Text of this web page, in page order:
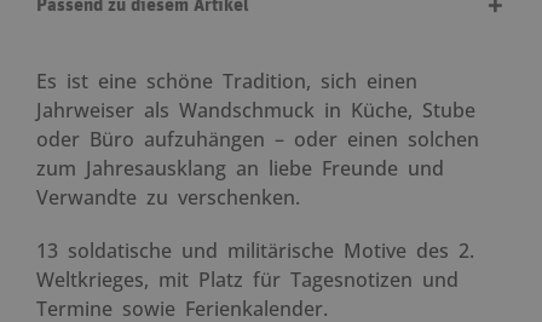
Es ist eine schöne Tradition, sich einen
Jahrweiser als Wandschmuck in Küche, Stube
oder Büro aufzuhängen – oder einen solchen
zum Jahresausklang an liebe Freunde und
Verwandte zu verschenken.
13 soldatische und militärische Motive des 2.
Weltkrieges, mit Platz für Tagesnotizen und
Termine sowie Ferienkalender.